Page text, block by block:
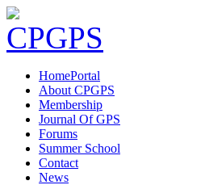
HomePortal
About CPGPS
Membership
Journal Of GPS
Forums
Summer School
Contact
News